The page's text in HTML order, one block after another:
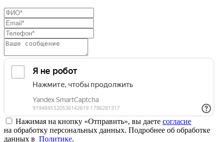
Нажимая на кнопку «Отправить», вы даете согласие
на обработку персональных данных. Подробнее об обработке
данных в Политике.